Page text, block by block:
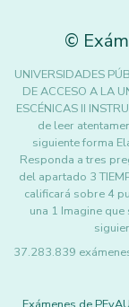
©
UNIVERSIDADES
DE ACCESO A LA
ESCÉNICAS II
de leer
siguiente forma
Responda a tres
del apartado 3
calificará sobre 4
una 1 Imagine
37.283.839